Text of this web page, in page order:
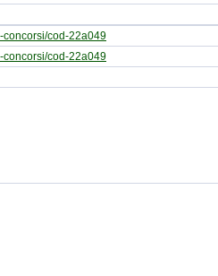
concorsi/cod-22a049
concorsi/cod-22a049